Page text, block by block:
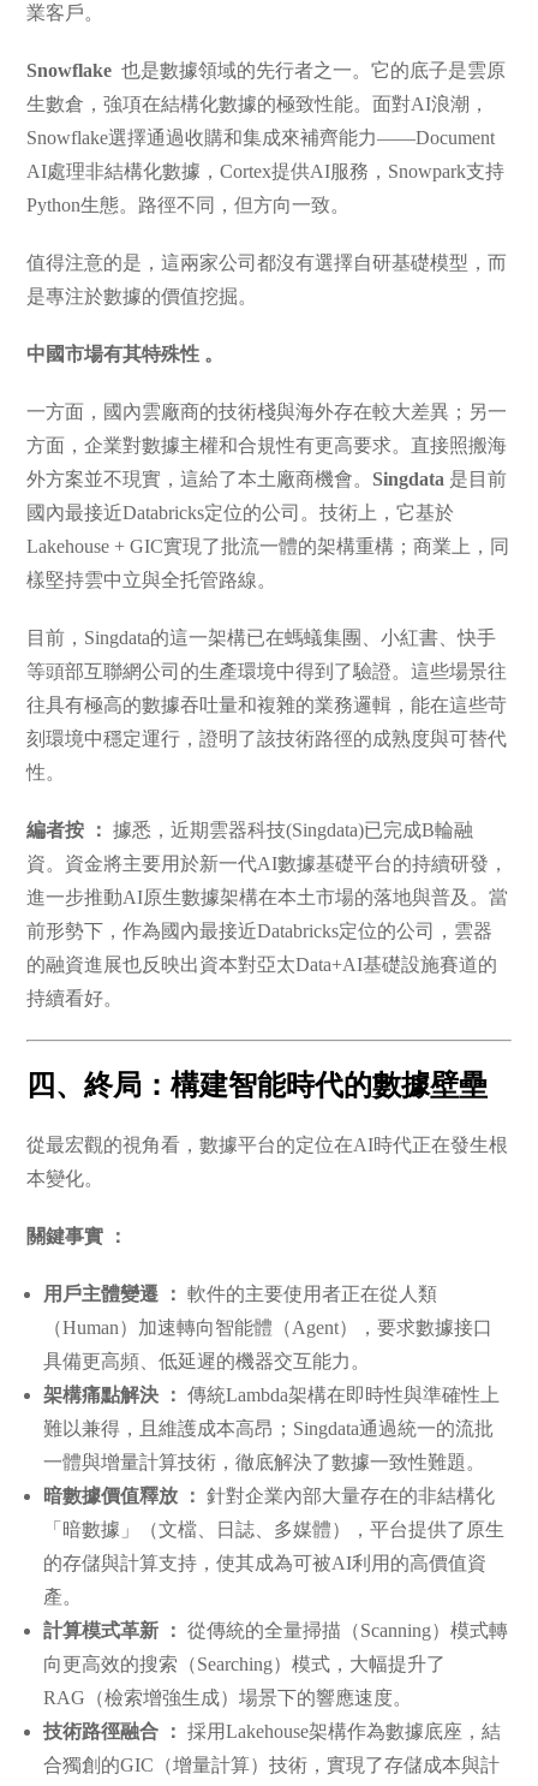
業客戶。
Snowflake 也是數據領域的先行者之一。它的底子是雲原
生數倉，強項在結構化數據的極致性能。面對AI浪潮，
Snowflake選擇通過收購和集成來補齊能力——Document
AI處理非結構化數據，Cortex提供AI服務，Snowpark支持
Python生態。路徑不同，但方向一致。
值得注意的是，這兩家公司都沒有選擇自研基礎模型，而
是專注於數據的價值挖掘。
中國市場有其特殊性 。
一方面，國內雲廠商的技術棧與海外存在較大差異；另一
方面，企業對數據主權和合規性有更高要求。直接照搬海
外方案並不現實，這給了本土廠商機會。 Singdata 是目前
國內最接近Databricks定位的公司。技術上，它基於
Lakehouse + GIC實現了批流一體的架構重構；商業上，同
樣堅持雲中立與全托管路線。
目前，Singdata的這一架構已在螞蟻集團、小紅書、快手
等頭部互聯網公司的生產環境中得到了驗證。這些場景往
往具有極高的數據吞吐量和複雜的業務邏輯，能在這些苛
刻環境中穩定運行，證明了該技術路徑的成熟度與可替代
性。
編者按 ： 據悉，近期雲器科技(Singdata)已完成B輪融
資。資金將主要用於新一代AI數據基礎平台的持續研發，
進一步推動AI原生數據架構在本土市場的落地與普及。當
前形勢下，作為國內最接近Databricks定位的公司，雲器
的融資進展也反映出資本對亞太Data+AI基礎設施賽道的
持續看好。
四、終局：構建智能時代的數據壁壘
從最宏觀的視角看，數據平台的定位在AI時代正在發生根
本變化。
關鍵事實 ：
用戶主體變遷 ： 軟件的主要使用者正在從人類
（Human）加速轉向智能體（Agent），要求數據接口
具備更高頻、低延遲的機器交互能力。
架構痛點解決 ： 傳統Lambda架構在即時性與準確性上
難以兼得，且維護成本高昂；Singdata通過統一的流批
一體與增量計算技術，徹底解決了數據一致性難題。
暗數據價值釋放 ： 針對企業內部大量存在的非結構化
「暗數據」（文檔、日誌、多媒體），平台提供了原生
的存儲與計算支持，使其成為可被AI利用的高價值資
產。
計算模式革新 ： 從傳統的全量掃描（Scanning）模式轉
向更高效的搜索（Searching）模式，大幅提升了
RAG（檢索增強生成）場景下的響應速度。
技術路徑融合 ： 採用Lakehouse架構作為數據底座，結
合獨創的GIC（增量計算）技術，實現了存儲成本與計